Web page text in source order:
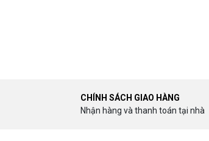
CHÍNH SÁCH GIAO HÀNG
Nhận hàng và thanh toán tại nhà